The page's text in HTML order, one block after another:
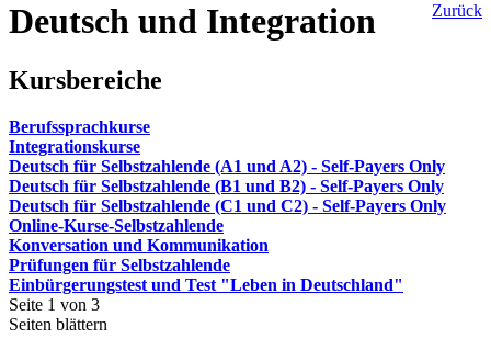
Zurück
Deutsch und Integration
Kursbereiche
Berufssprachkurse
Integrationskurse
Deutsch für Selbstzahlende (A1 und A2) - Self-Payers Only
Deutsch für Selbstzahlende (B1 und B2) - Self-Payers Only
Deutsch für Selbstzahlende (C1 und C2) - Self-Payers Only
Online-Kurse-Selbstzahlende
Konversation und Kommunikation
Prüfungen für Selbstzahlende
Einbürgerungstest und Test "Leben in Deutschland"
Seite 1 von 3
Seiten blättern